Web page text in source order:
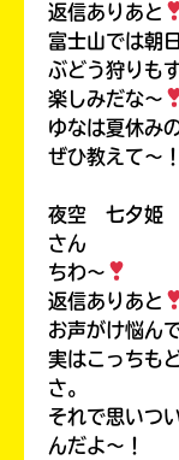
返信ありあと
富士山では朝
ぶどう狩りも
楽しみだな〜
ゆなは夏休み
ぜひ教えて〜！
夜空 七夕
さん
ちわ〜
返信ありあと
お声がけ悩ん
実はこっちも
さ。
それで思いつ
んだよ〜！